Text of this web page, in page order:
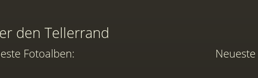
den Tellerrand
Fotoalben: